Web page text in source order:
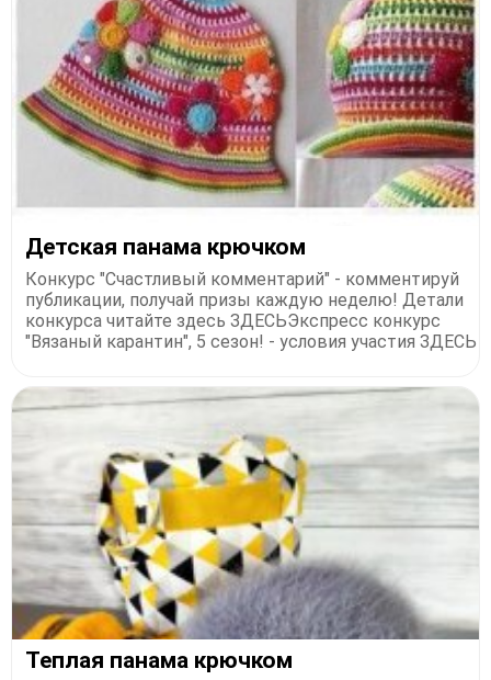
Детская панама крючком
Конкурс "Счастливый комментарий" - комментируй
публикации, получай призы каждую неделю! Детали
конкурса читайте здесь ЗДЕСЬЭкспресс конкурс
"Вязаный карантин", 5 сезон! - условия участия ЗДЕСЬ
Теплая панама крючком